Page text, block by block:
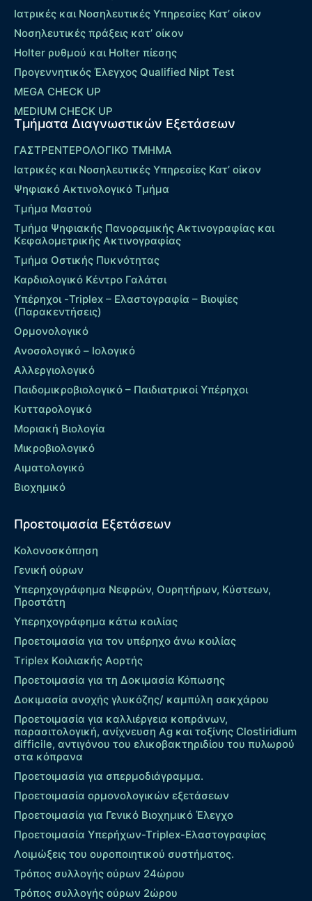
Ιατρικές και Νοσηλευτικές Υπηρεσίες Κατ’ οίκον
Νοσηλευτικές πράξεις κατ’ οίκον
Holter ρυθμού και Holter πίεσης
Προγεννητικός Έλεγχος Qualified Nipt Test
MEGA CHECK UP
MEDIUM CHECK UP
Τμήματα Διαγνωστικών Εξετάσεων
ΓΑΣΤΡΕΝΤΕΡΟΛΟΓΙΚΟ ΤΜΗΜΑ
Ιατρικές και Νοσηλευτικές Υπηρεσίες Κατ’ οίκον
Ψηφιακό Ακτινολογικό Τμήμα
Τμήμα Μαστού
Τμήμα Ψηφιακής Πανοραμικής Ακτινογραφίας και
Κεφαλομετρικής Ακτινογραφίας
Τμήμα Οστικής Πυκνότητας
Καρδιολογικό Κέντρο Γαλάτσι
Υπέρηχοι -Triplex – Eλαστογραφία – Βιοψίες
(Παρακεντήσεις)
Ορμονολογικό
Ανοσολογικό – Ιολογικό
Αλλεργιολογικό
Παιδομικροβιολογικό – Παιδιατρικοί Υπέρηχοι
Κυτταρολογικό
Μοριακή Βιολογία
Μικροβιολογικό
Αιματολογικό
Βιοχημικό
Προετοιμασία Εξετάσεων
Κολονοσκόπηση
Γενική ούρων
Υπερηχογράφημα Νεφρών, Ουρητήρων, Κύστεων,
Προστάτη
Υπερηχογράφημα κάτω κοιλίας
Προετοιμασία για τον υπέρηχο άνω κοιλίας
Τriplex Kοιλιακής Αορτής
Προετοιμασία για τη Δοκιμασία Κόπωσης
Δοκιμασία ανοχής γλυκόζης/ καμπύλη σακχάρου
Προετοιμασία για καλλιέργεια κοπράνων,
παρασιτολογική, ανίχνευση Ag και τοξίνης Clostiridium
difficile, αντιγόνου του ελικοβακτηριδίου του πυλωρού
στα κόπρανα
Προετοιμασία για σπερμοδιάγραμμα.
Προετοιμασία ορμονολογικών εξετάσεων
Προετοιμασία για Γενικό Βιοχημικό Έλεγχο
Προετοιμασία Υπερήχων-Τriplex-Ελαστογραφίας
Λοιμώξεις του ουροποιητικού συστήματος.
Τρόπος συλλογής ούρων 24ώρου
Τρόπος συλλογής ούρων 2ώρου